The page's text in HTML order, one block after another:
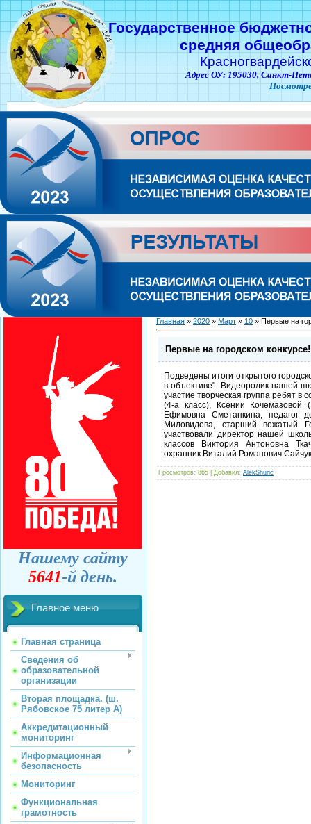
Государственное
средняя
Адрес ОУ: 195030, Санкт-
Нашему сайту
5641-й день.
Главное меню
Главная страница
Сведения об
образовательной
организации
Вторая площадка. (ш.
Рябовское 75 литер А)
Аккредитационный
мониторинг
Информационная
безопасность
Мониторинг
Функциональная
грамотность
Главная » 2020 » Март » 10 » Первые на
Первые на городском конкурсе!
Подведены итоги открытого
в объективе". Видеоролик нашей
участие творческая группа ребят
(4-а класс), Ксении
Ефимовна Сметанкина, педагог
Миловидова, старший вожатый
участвовали директор нашей
классов Виктория Антоновна
охранник Виталий Романович
Просмотров: 865 | Добавил: AlekShuric